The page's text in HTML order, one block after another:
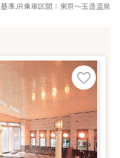
基準JR乗車区間： 東京～玉造温泉